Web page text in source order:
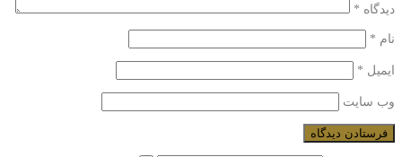
دیدگاه *
نام *
ایمیل *
وب‌ سایت